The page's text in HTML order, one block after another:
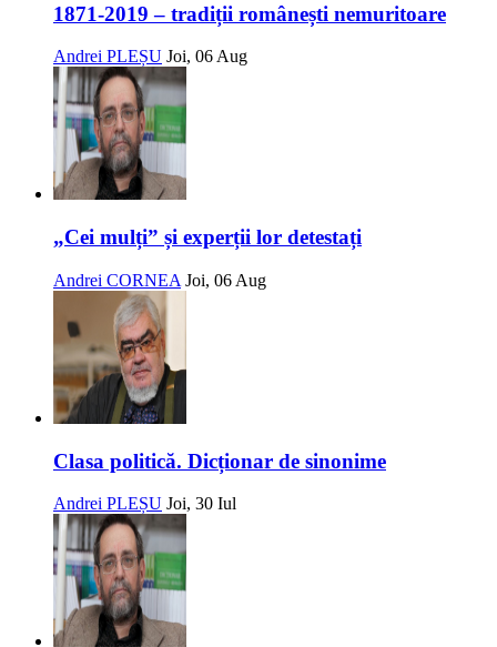
1871-2019 – tradiții românești nemuritoare
Andrei PLEȘU Joi, 06 Aug
„Cei mulți” și experții lor detestați
Andrei CORNEA Joi, 06 Aug
Clasa politică. Dicționar de sinonime
Andrei PLEȘU Joi, 30 Iul